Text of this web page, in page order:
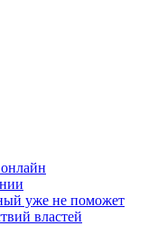
уже не поможет
властей